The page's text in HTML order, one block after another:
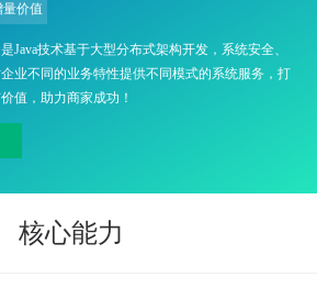
量价值
Java技术基于大型分布式架构开发，系统安全、
业不同的业务特性提供不同模式的系统服务，打
值，助力商家成功！
核心能力